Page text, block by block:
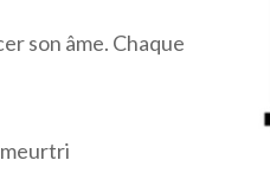
son âme. Chaque